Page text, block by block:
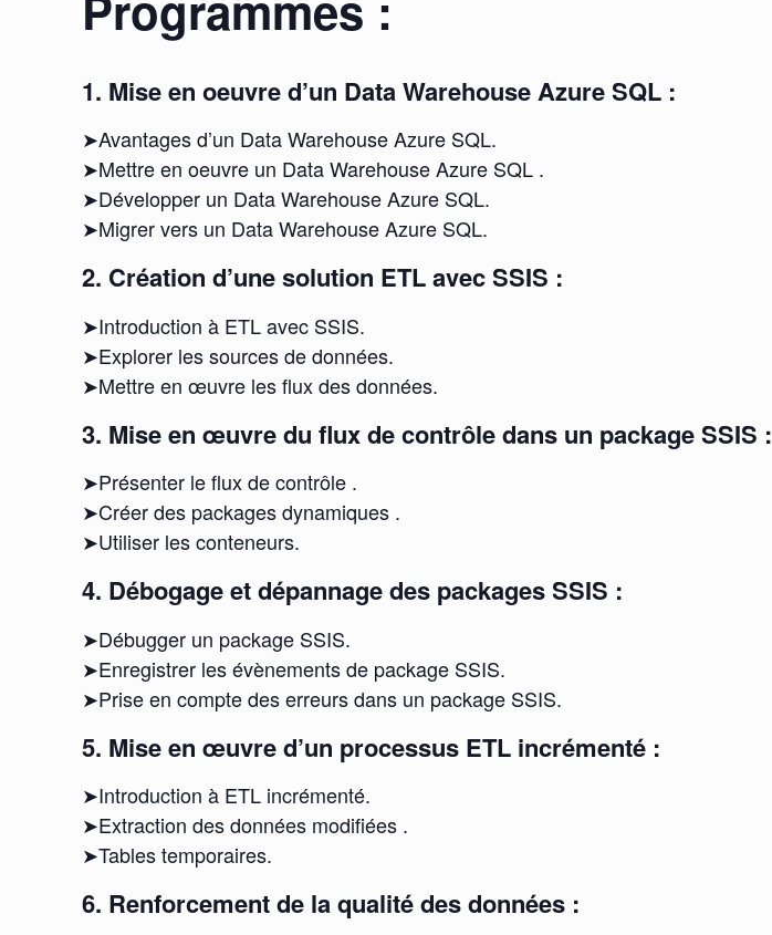
1. Mise en oeuvre d’un Data Warehouse Azure SQL :
➤Avantages d’un Data Warehouse Azure SQL.
➤Mettre en oeuvre un Data Warehouse Azure SQL .
➤Développer un Data Warehouse Azure SQL.
➤Migrer vers un Data Warehouse Azure SQL.
2. Création d’une solution ETL avec SSIS :
➤Introduction à ETL avec SSIS.
➤Explorer les sources de données.
➤Mettre en œuvre les flux des données.
3. Mise en œuvre du flux de contrôle dans un package SSIS :
➤Présenter le flux de contrôle .
➤Créer des packages dynamiques .
➤Utiliser les conteneurs.
4. Débogage et dépannage des packages SSIS :
➤Débugger un package SSIS.
➤Enregistrer les évènements de package SSIS.
➤Prise en compte des erreurs dans un package SSIS.
5. Mise en œuvre d’un processus ETL incrémenté :
➤Introduction à ETL incrémenté.
➤Extraction des données modifiées .
➤Tables temporaires.
6. Renforcement de la qualité des données :